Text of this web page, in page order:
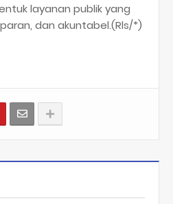
layanan publik yang
dan akuntabel.(Rls/*)